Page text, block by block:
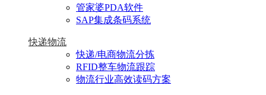
管家婆PDA软件
SAP集成条码系统
快递物流
快递/电商物流分拣
RFID整车物流跟踪
物流行业高效读码方案